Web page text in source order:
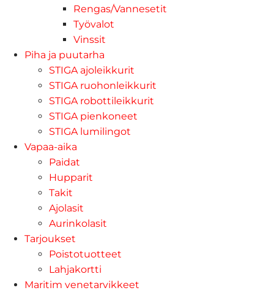
Rengas/Vannesetit
Työvalot
Vinssit
Piha ja puutarha
STIGA ajoleikkurit
STIGA ruohonleikkurit
STIGA robottileikkurit
STIGA pienkoneet
STIGA lumilingot
Vapaa-aika
Paidat
Hupparit
Takit
Ajolasit
Aurinkolasit
Tarjoukset
Poistotuotteet
Lahjakortti
Maritim venetarvikkeet